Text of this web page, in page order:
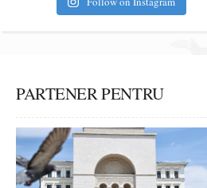
PARTENER PENTRU